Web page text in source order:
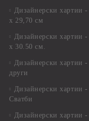
Дизайнерски хартии
х 29,70 см
Дизайнерски хартии
x 30.50 см.
Дизайнерски хартии -
други
Дизайнерски хартии -
Сватби
Дизайнерски хартии -